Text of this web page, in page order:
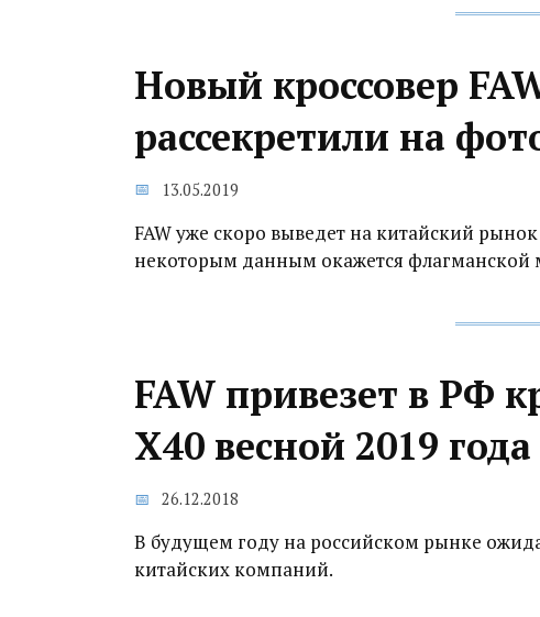
Новый кроссовер
рассекретили на
13.05.2019
FAW уже скоро выведет на китайский
некоторым данным окажется флагманской
FAW привезет в РФ
X40 весной 2019 года
26.12.2018
В будущем году на российском рынке
китайских компаний.